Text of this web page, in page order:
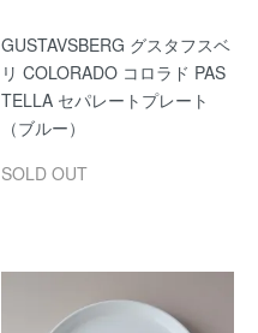
GUSTAVSBERG グスタフスベ
リ COLORADO コロラド PAS
TELLA セパレートプレート
（ブルー）
SOLD OUT